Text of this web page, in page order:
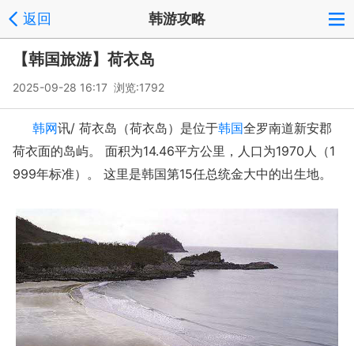
返回 韩游攻略
【韩国旅游】荷衣岛
2025-09-28 16:17 浏览:1792
韩网讯/ 荷衣岛（荷衣岛）是位于韩国全罗南道新安郡
荷衣面的岛屿。 面积为14.46平方公里，人口为1970人（1
999年标准）。 这里是韩国第15任总统金大中的出生地。